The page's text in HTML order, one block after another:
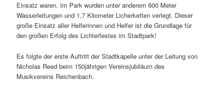
Einsatz waren. Im Park wurden unter anderem 600 Meter
Wasserleitungen und 1,7 Kilometer Licherketten verlegt. Dieser
große Einsatz aller Helferinnen und Helfer ist die Grundlage für
den großen Erfolg des Lichterfestes im Stadtpark!
Es folgte der erste Auftritt der Stadtkapelle unter der Leitung von
Nicholas Reed beim 150jährigen Vereinsjubiläum des
Musikvereins Reichenbach.